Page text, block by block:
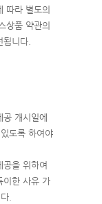
따라 별도의
상품 약관의
니다.
개시일에
도록 하여야
을 위하여
이한 사유 가
.